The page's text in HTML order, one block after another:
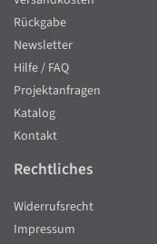
Rückgabe
Newsletter
Hilfe / FAQ
Projektanfragen
Katalog
Kontakt
Rechtliches
Widerrufsrecht
Impressum